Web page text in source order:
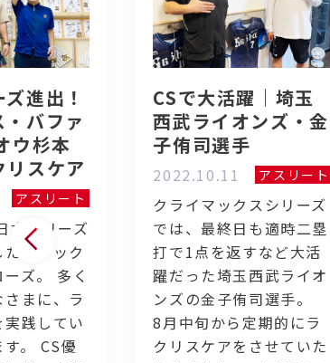
進出！
バファ
ウ杉本
スケア
アスリート
本シリーズ
オリック
ズ。 多く
まに、ラ
践してい
。 CS優
CSで大活躍｜埼玉
西武ライオンズ・金
子侑司選手
2022.10.11 アスリート
クライマックスシリーズ
では、最終日も適時二塁
打で1点を返すなど大活
躍だった埼玉西武ライオ
ンズの金子侑司選手。
8月中旬から定期的にラ
クリスケアをさせていた